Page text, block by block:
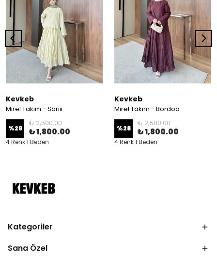
Kevkeb
Mirel Takım - Sarııı
%28
₺ 2,500.00
₺ 1,800.00
4 Renk 1 Beden
Kevkeb
Mirel Takım - Bordoo
%28
₺ 2,500.00
₺ 1,800.00
4 Renk 1 Beden
Kategoriler
Sana Özel